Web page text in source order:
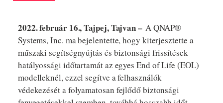
2022. február 16., Tajpej, Tajvan –A QNAP®
Systems, Inc. ma bejelentette, hogy kiterjesztette a
műszaki segítségnyújtás és biztonsági frissítések
hatályossági időtartamát az egyes End of Life (EOL)
modelleknél, ezzel segítve a felhasználók
védekezését a folyamatosan fejlődő biztonsági